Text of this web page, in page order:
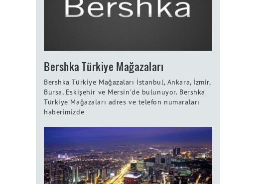
Bershka Türkiye Mağazaları
Bershka Türkiye Mağazaları İstanbul, Ankara, İzmir,
Bursa, Eskişehir ve Mersin'de bulunuyor. Bershka
Türkiye Mağazaları adres ve telefon numaraları
haberimizde